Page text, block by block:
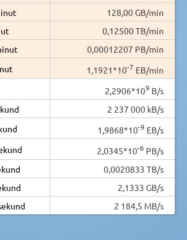
128,00 GB/min
0,12500 TB/min
0,00012207 PB/min
1,1921*10-7 EB/min
2,2906*109 B/s
2 237 000 kB/s
1,9868*10-9 EB/s
2,0345*10-6 PB/s
0,0020833 TB/s
2,1333 GB/s
2 184,5 MB/s